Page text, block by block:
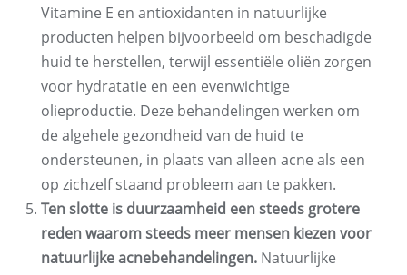
Vitamine E en antioxidanten in natuurlijke
producten helpen bijvoorbeeld om beschadigde
huid te herstellen, terwijl essentiële oliën zorgen
voor hydratatie en een evenwichtige
olieproductie. Deze behandelingen werken om
de algehele gezondheid van de huid te
ondersteunen, in plaats van alleen acne als een
op zichzelf staand probleem aan te pakken.
Ten slotte is duurzaamheid een steeds grotere
reden waarom steeds meer mensen kiezen voor
natuurlijke acnebehandelingen. Natuurlijke